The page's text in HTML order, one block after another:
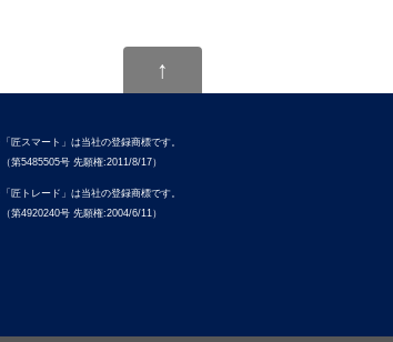
↑
匠スマート」は当社の登録商標です。
第5485505号 先願権:2011/8/17）
匠トレード」は当社の登録商標です。
第4920240号 先願権:2004/6/11）